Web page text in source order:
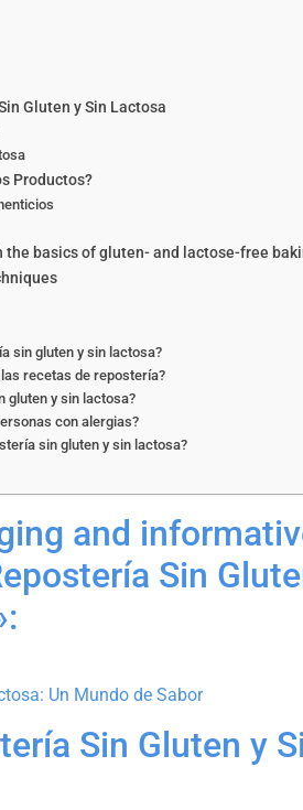
Gluten y Sin Lactosa
Productos?
basics of gluten- and lactose-free
sin gluten y sin lactosa?
recetas de repostería?
gluten y sin lactosa?
con alergias?
sin gluten y sin lactosa?
and
Sin
Sin Gluten y